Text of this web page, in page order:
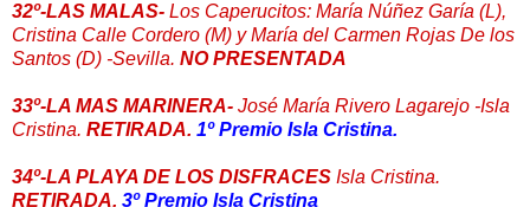
32º-LAS MALAS- Los Caperucitos: María Núñez Garía (L),
Cristina Calle Cordero (M) y María del Carmen Rojas De los
Santos (D) -Sevilla. NO PRESENTADA
33º-LA MAS MARINERA- José María Rivero Lagarejo -Isla
Cristina. RETIRADA. 1º Premio Isla Cristina.
34º-LA PLAYA DE LOS DISFRACES Isla Cristina.
RETIRADA. 3º Premio Isla Cristina